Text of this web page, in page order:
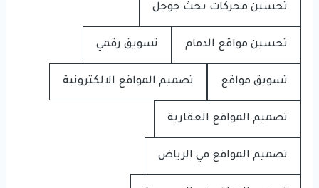
تحسين محركات بحث جوجل
تحسين مواقع الدمام تسويق رقمي
تسويق مواقع تصميم المواقع الالكترونية
تصميم المواقع العقارية
تصميم المواقع في الرياض